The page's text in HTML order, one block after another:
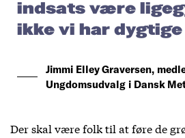
indsats være
ikke vi har
Jimmi Elley Graversen,
Ungdomsudvalg i Dansk
Der skal være folk til at føre de